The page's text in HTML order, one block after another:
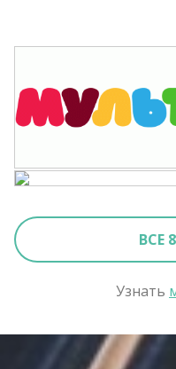
ВСЕ
Узнать